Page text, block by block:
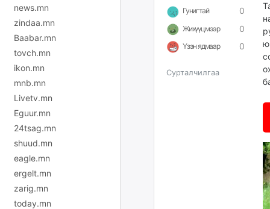
news.mn
zindaa.mn
Baabar.mn
tovch.mn
ikon.mn
mnb.mn
Livetv.mn
Eguur.mn
24tsag.mn
shuud.mn
eagle.mn
ergelt.mn
zarig.mn
today.mn
Гунигтай 0
Жихүүцмээр 0
Үзэн ядмаар 0
Сурталчилгаа